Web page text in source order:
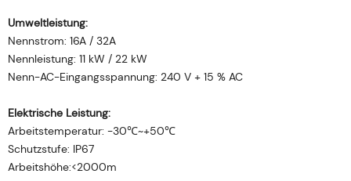
Umweltleistung:
Nennstrom: 16A / 32A
Nennleistung: 11 kW / 22 kW
Nenn-AC-Eingangsspannung: 240 V + 15 % AC
Elektrische Leistung:
Arbeitstemperatur: -30℃~+50℃
Schutzstufe: IP67
Arbeitshöhe:<2000m